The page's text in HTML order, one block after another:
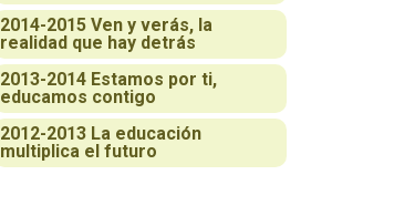
2014-2015 Ven y verás, la
realidad que hay detrás
2013-2014 Estamos por ti,
educamos contigo
2012-2013 La educación
multiplica el futuro